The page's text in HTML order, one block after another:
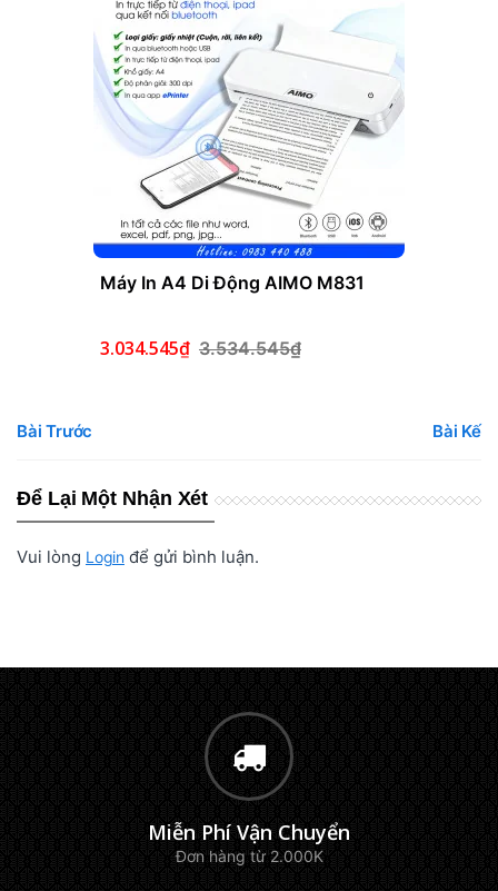
Máy In A4 Di Động AIMO M831
3.034.545₫ 3.534.545₫
Bài Trước Bài Kế
Để Lại Một Nhận Xét
Vui lòng Loginđể gửi bình luận.
Miễn Phí Vận Chuyển
Đơn hàng từ 2.000K